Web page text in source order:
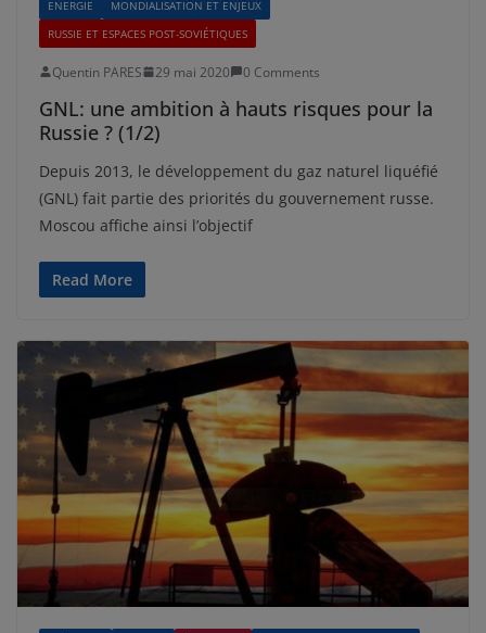
ENERGIE
MONDIALISATION ET ENJEUX
RUSSIE ET ESPACES POST-SOVIÉTIQUES
Quentin PARES 29 mai 2020 0 Comments
GNL: une ambition à hauts risques pour la
Russie ? (1/2)
Depuis 2013, le développement du gaz naturel liquéfié
(GNL) fait partie des priorités du gouvernement russe.
Moscou affiche ainsi l’objectif
Read More